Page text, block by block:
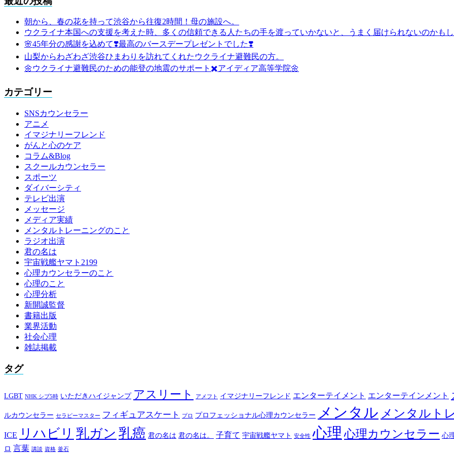
朝から、春の花を持って渋谷から往復2時間！母の施設へ。
ウクライナ本国への支援を考えた時、多くの信頼できる人たちの手を渡っていかないと、うまく届けられないのかもし
🌸45年分の感謝を込めて❣️最高のバースデープレゼントでした❣️
山梨からわざわざ渋谷ひまわりを訪れてくれたウクライナ避難民の方。
🌼ウクライナ避難民のための能登の地震のサポート✖️アイディア高等学院🌼
カテゴリー
SNSカウンセラー
アニメ
イマジナリーフレンド
がんと心のケア
コラム&Blog
スクールカウンセラー
スポーツ
ダイバーシティ
テレビ出演
メッセージ
メディア実績
メンタルトレーニングのこと
ラジオ出演
君の名は
宇宙戦艦ヤマト2199
心理カウンセラーのこと
心理のこと
心理分析
新開誠監督
書籍出版
業界活動
社会心理
雑誌掲載
タグ
LGBT NHK シブ5時 いただきハイジャンプ アスリート アメフト イマジナリーフレンド エンターテイメント エンターテインメント
ルカウンセラー セラピーマスター フィギュアスケート プロ プロフェッショナル心理カウンセラー メンタル メンタルト
ICE リハビリ 乳ガン 乳癌 君の名は 君の名は。 子育て 宇宙戦艦ヤマト 安全性 心理 心理カウンセラー 心
ロ 言葉 講談 資格 釜石